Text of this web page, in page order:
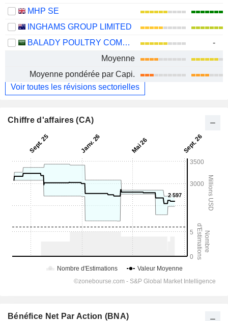
MHP SE
INGHAMS GROUP LIMITED
BALADY POULTRY COMPANY
-
Moyenne
Moyenne pondérée par Capi.
Voir toutes les révisions sectorielles
Chiffre d'affaires (CA)
Bénéfice Net Par Action (BNA)